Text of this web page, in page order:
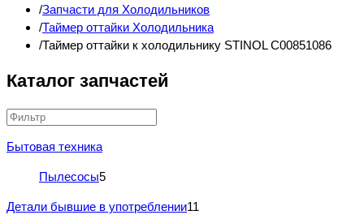
Запчасти для Холодильников
Таймер оттайки Холодильника
Таймер оттайки к холодильнику STINOL C00851086
Каталог запчастей
Бытовая техника
Пылесосы5
Детали бывшие в употреблении11